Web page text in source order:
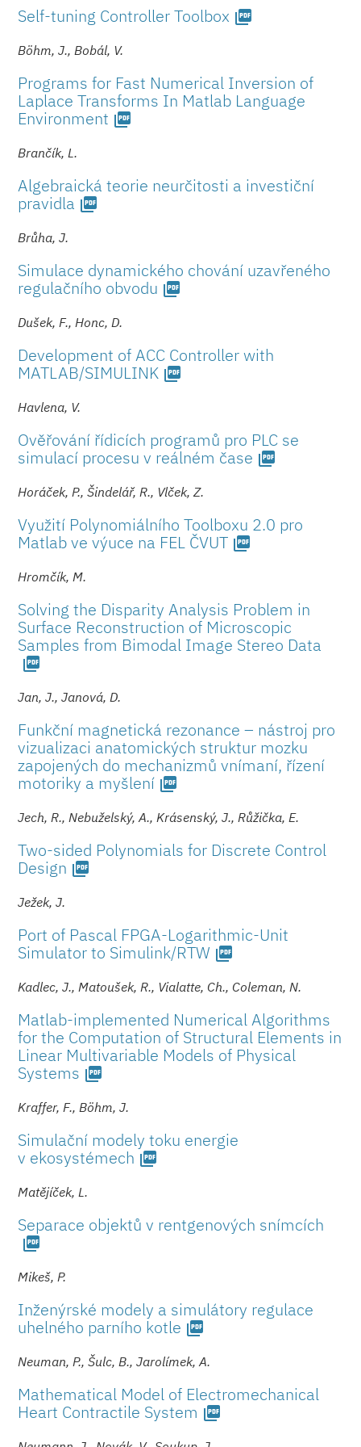
Self-tuning Controller Toolbox picture_as_pdf
Böhm, J., Bobál, V.
Programs for Fast Numerical Inversion of
Laplace Transforms In Matlab Language
Environment picture_as_pdf
Brančík, L.
Algebraická teorie neurčitosti a investiční
pravidla picture_as_pdf
Brůha, J.
Simulace dynamického chování uzavřeného
regulačního obvodu picture_as_pdf
Dušek, F., Honc, D.
Development of ACC Controller with
MATLAB/SIMULINK picture_as_pdf
Havlena, V.
Ověřování řídicích programů pro PLC se
simulací procesu v reálném čase picture_as_pdf
Horáček, P., Šindelář, R., Vlček, Z.
Využití Polynomiálního Toolboxu 2.0 pro
Matlab ve výuce na FEL ČVUT picture_as_pdf
Hromčík, M.
Solving the Disparity Analysis Problem in
Surface Reconstruction of Microscopic
Samples from Bimodal Image Stereo Data
picture_as_pdf
Jan, J., Janová, D.
Funkční magnetická rezonance – nástroj pro
vizualizaci anatomických struktur mozku
zapojených do mechanizmů vnímaní, řízení
motoriky a myšlení picture_as_pdf
Jech, R., Nebuželský, A., Krásenský, J., Růžička, E.
Two-sided Polynomials for Discrete Control
Design picture_as_pdf
Ježek, J.
Port of Pascal FPGA-Logarithmic-Unit
Simulator to Simulink/RTW picture_as_pdf
Kadlec, J., Matoušek, R., Vialatte, Ch., Coleman, N.
Matlab-implemented Numerical Algorithms
for the Computation of Structural Elements in
Linear Multivariable Models of Physical
Systems picture_as_pdf
Kraffer, F., Böhm, J.
Simulační modely toku energie
v ekosystémech picture_as_pdf
Matějíček, L.
Separace objektů v rentgenových snímcích
picture_as_pdf
Mikeš, P.
Inženýrské modely a simulátory regulace
uhelného parního kotle picture_as_pdf
Neuman, P., Šulc, B., Jarolímek, A.
Mathematical Model of Electromechanical
Heart Contractile System picture_as_pdf